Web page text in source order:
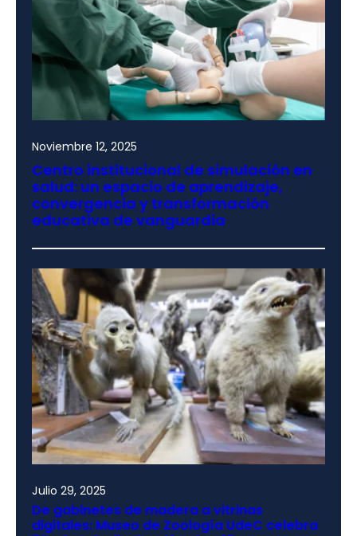
Noviembre 12, 2025
Centro institucional de simulación en
salud: un espacio de aprendizaje,
convergencia y transformación
educativa de vanguardia
Julio 29, 2025
De gabinetes de madera a vitrinas
digitales: Museo de Zoología UdeC celebra